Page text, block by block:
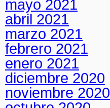
mayo 2021
abril 2021
marzo 2021
febrero 2021
enero 2021
diciembre 2020
noviembre 2020